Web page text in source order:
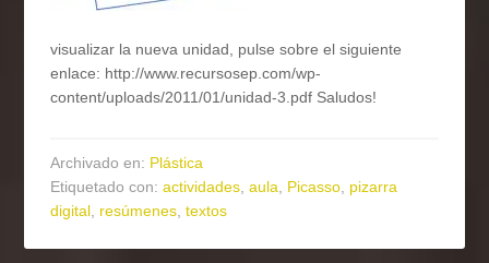
visualizar la nueva unidad, pulse sobre el siguiente
enlace: http://www.recursosep.com/wp-
content/uploads/2011/01/unidad-3.pdf Saludos!
Archivado en: Plástica
Etiquetado con:actividades ,aula Picasso pizarra
digital resúmenes ,textos